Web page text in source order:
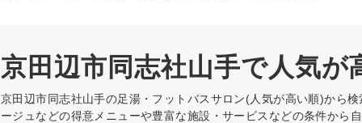
京田辺市同志社山手で人気
京田辺市同志社山手の足湯・フットバスサロン(人気が高い順)から
ージュなどの得意メニューや豊富な施設・サービスなどの条件から